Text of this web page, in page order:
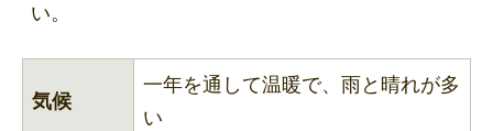
い。
気候
一年を通して温暖で、雨と晴れが多
い